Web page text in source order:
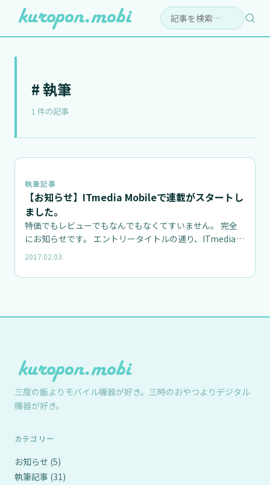
検索:
# 執筆
1 件の記事
執筆記事
【お知らせ】ITmedia Mobileで連載がスタートし
ました。
特価でもレビューでもなんでもなくてすいません。 完全
にお知らせです。 エントリータイトルの通り、ITmedia
Mobi…
2017.02.03
三度の飯よりモバイル機器が好き。三時のおやつよりデジタル
機器が好き。
カテゴリー
お知らせ (5)
執筆記事 (31)